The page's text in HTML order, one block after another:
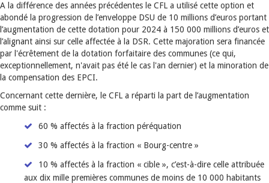
A la différence des années précédentes le CFL a utilisé cette option et
abondé la progression de l’enveloppe DSU de 10 millions d’euros portant
l’augmentation de cette dotation pour 2024 à 150 000 millions d’euros et
l’alignant ainsi sur celle affectée à la DSR. Cette majoration sera financée
par l'écrêtement de la dotation forfaitaire des communes (ce qui,
exceptionnellement, n'avait pas été le cas l'an dernier) et la minoration de
la compensation des EPCI.
Concernant cette dernière, le CFL a réparti la part de l’augmentation
comme suit :
60 % affectés à la fraction péréquation
30 % affectés à la fraction « Bourg-centre »
10 % affectés à la fraction « cible », c’est-à-dire celle attribuée
aux dix mille premières communes de moins de 10 000 habitants